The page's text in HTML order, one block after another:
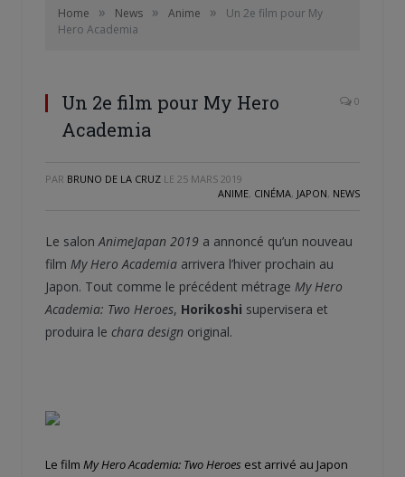
Home » News » Anime »
Un 2e film pour My
Hero Academia
Un 2e film pour My Hero
Academia
0
PAR BRUNO DE LA CRUZ LE 25 MARS 2019
ANIME, CINÉMA, JAPON, NEWS
Le salonAnimeJapan 2019 a annoncé qu’un nouveau
film My Hero Academia arrivera l’hiver prochain au
Japon. Tout comme le précédent métrage My Hero
Academia: Two Heroes, Horikoshi supervisera et
produira le chara design original.
Le film My Hero Academia: Two Heroes est arrivé au Japon